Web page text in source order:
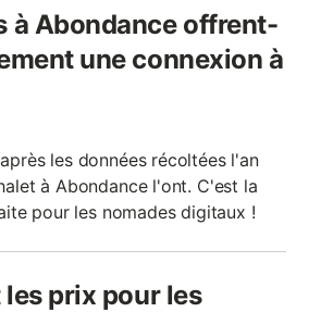
à Abondance offrent-
une connexion à
les données récoltées l'an
à Abondance l'ont. C'est la
pour les nomades digitaux !
les prix pour les